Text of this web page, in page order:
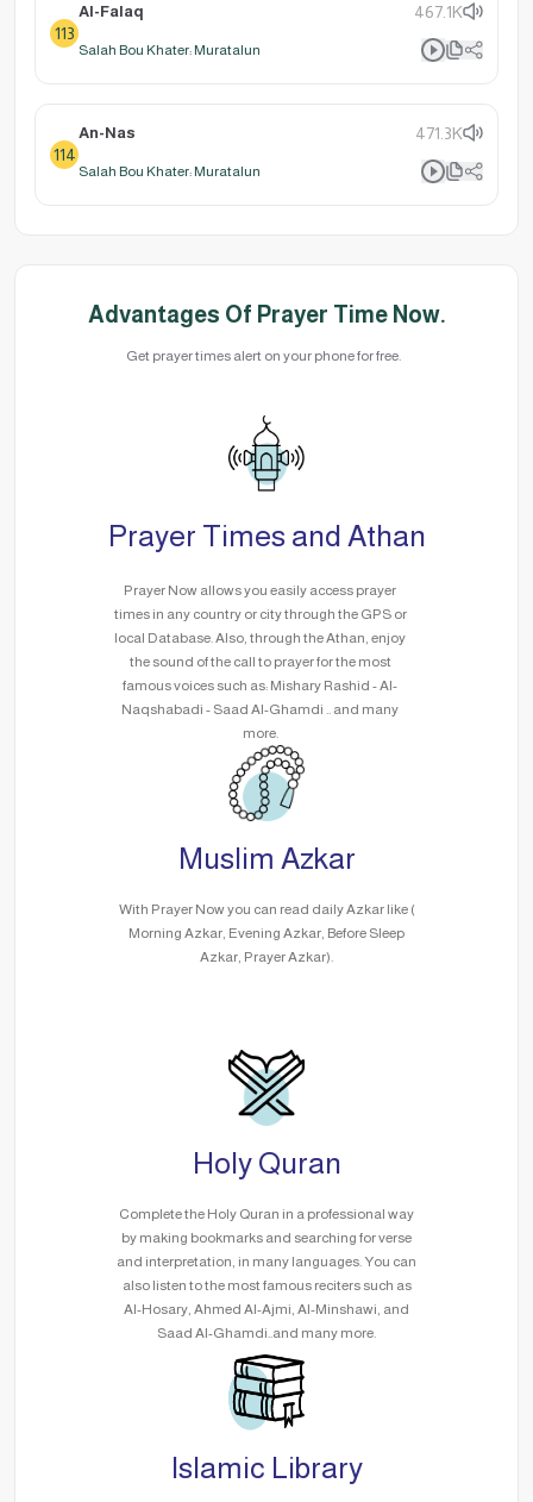
113
Al-Falaq 467.1K
Salah Bou Khater: Muratalun
114
An-Nas 471.3K
Salah Bou Khater: Muratalun
Advantages Of Prayer Time Now.
Get prayer times alert on your phone for free.
Prayer Times and Athan
Prayer Now allows you easily access prayer
times in any country or city through the GPS or
local Database. Also, through the Athan, enjoy
the sound of the call to prayer for the most
famous voices such as: Mishary Rashid - Al-
Naqshabadi - Saad Al-Ghamdi .. and many
more.
Muslim Azkar
With Prayer Now you can read daily Azkar like (
Morning Azkar, Evening Azkar, Before Sleep
Azkar, Prayer Azkar).
Holy Quran
Complete the Holy Quran in a professional way
by making bookmarks and searching for verse
and interpretation, in many languages. You can
also listen to the most famous reciters such as
Al-Hosary, Ahmed Al-Ajmi, Al-Minshawi, and
Saad Al-Ghamdi..and many more.
Islamic Library